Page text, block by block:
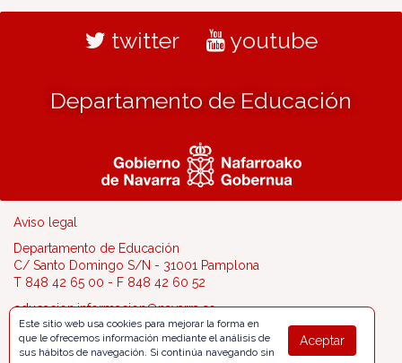
twitter youtube
Departamento de Educación
Aviso legal
Departamento de Educación
C/ Santo Domingo S/N - 31001 Pamplona
T 848 42 65 00 - F 848 42 60 52
educacion.informacion@navarra.es
Aceptar
Este sitio web usa cookies para mejorar la forma en
que le ofrecemos información mediante el análisis de
sus hábitos de navegación. Si continúa navegando sin